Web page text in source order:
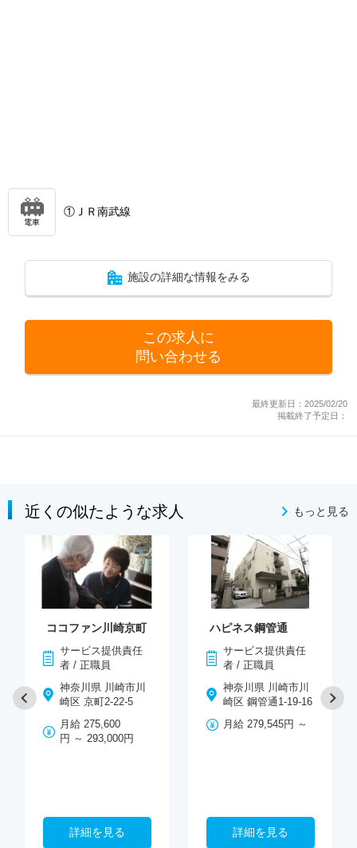
電車
①ＪＲ南武線
施設の詳細な情報をみる
この求人に
問い合わせる
最終更新日：2025/02/20
掲載終了予定日：
近くの似たような求人 もっと見る
ココファン川崎京町
サービス提供責任
者 / 正職員
神奈川県 川崎市川
崎区 京町2-22-5
月給 275,600
円 ～ 293,000円
詳細を見る
ハピネス鋼管通
サービス提供責任
者 / 正職員
神奈川県 川崎市川
崎区 鋼管通1-19-16
月給 279,545円 ～
詳細を見る